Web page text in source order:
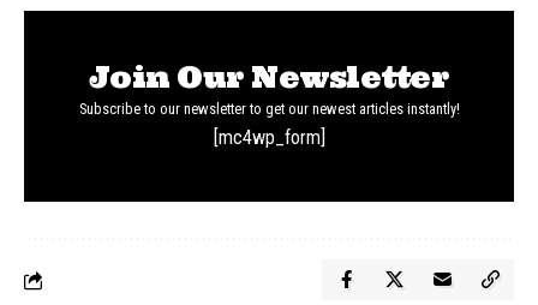
Join Our Newsletter
Subscribe to our newsletter to get our newest articles instantly!
[mc4wp_form]